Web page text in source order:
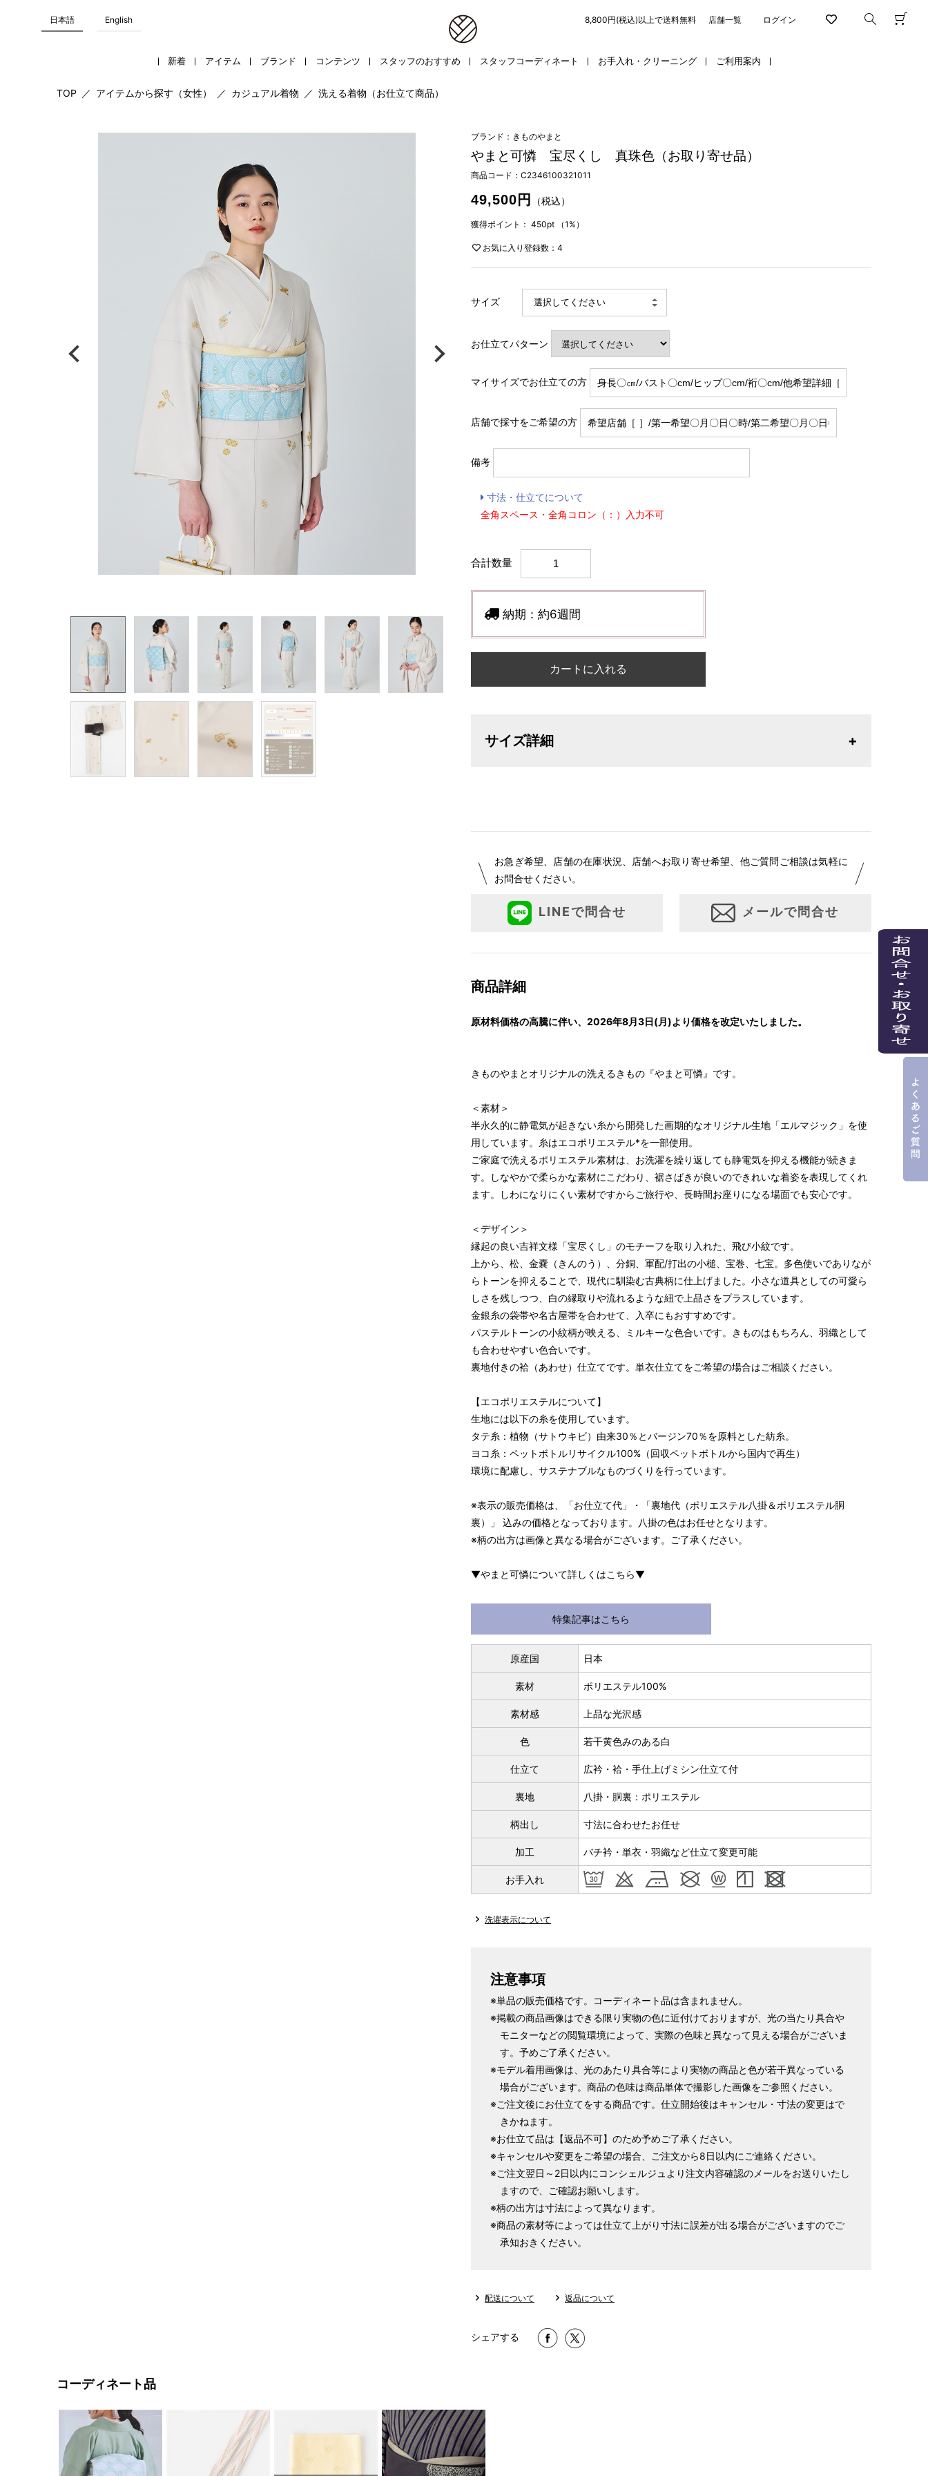
日本語 English ログイン
8,800円(税込)以上で送料無料 店舗一覧
新着 アイテム ブランド コンテンツ スタッフのおすすめ スタッフコーディネート お手入れ・クリーニング ご利用案内
TOP ／ アイテムから探す（女性） ／ カジュアル着物 ／ 洗える着物（お仕立て商品）
ブランド：きものやまと
やまと可憐 宝尽くし 真珠色（お取り寄せ品）
商品コード： C2346100321011
49,500円 （税込）
獲得ポイント： 450pt （1%）
お気に入り登録数：4
サイズ
お仕立てパターン
マイサイズでお仕立ての方
店舗で採寸をご希望の方
備考
寸法・仕立てについて
全角スペース・全角コロン（：）入力不可
合計数量
納期： 約6週間
カートに入れる
サイズ詳細
パターンオーダー（弊社規定のS～LLサイズより、身長・ヒップを目安にサイズをお選び
いただく）
マイサイズでお仕立て（お客様の希望サイズでお仕立て）
店舗で採寸（お近くの店舗でスタッフが採寸）
サイズ 身長目安 ヒップ目安 身丈
～155cm
153cm
M
～160cm
～95cm
159cm
～100cm
163cm 68cm 49cm
L
～165cm
～98cm
～105cm
4尺4寸 1尺9寸 1尺3寸
LL ～170cm ～98cm
1 寸法は鯨尺（くじらじゃく）寸法です。もともと鯨のひげで作られた道具で測っていたの
で鯨尺と言います。
2 鯨尺寸法となりますので上表の cm はおおよその長さとなります。
店舗一覧はこちら
お急ぎ希望、店舗の在庫状況、店舗へお取り寄せ希望、他ご質問ご相談は気軽に
お問合せください。
LINEで問合せ メールで問合せ
商品詳細
原材料価格の高騰に伴い、2026年8月3日(月)より価格を改定いたしました。
きものやまとオリジナルの洗えるきもの『やまと可憐』です。
＜素材＞
半永久的に静電気が起きない糸から開発した画期的なオリジナル生地「エルマジック」を使
用しています。糸はエコポリエステル*を一部使用。
ご家庭で洗えるポリエステル素材は、お洗濯を繰り返しても静電気を抑える機能が続きま
す。しなやかで柔らかな素材にこだわり、裾さばきが良いのできれいな着姿を表現してくれ
ます。しわになりにくい素材ですからご旅行や、長時間お座りになる場面でも安心です。
＜デザイン＞
縁起の良い吉祥文様「宝尽くし」のモチーフを取り入れた、飛び小紋です。
上から、松、金嚢（きんのう）、分銅、軍配/打出の小槌、宝巻、七宝。多色使いでありなが
らトーンを抑えることで、現代に馴染む古典柄に仕上げました。小さな道具としての可愛ら
しさを残しつつ、白の縁取りや流れるような紐で上品さをプラスしています。
金銀糸の袋帯や名古屋帯を合わせて、入卒にもおすすめです。
パステルトーンの小紋柄が映える、ミルキーな色合いです。きものはもちろん、羽織として
も合わせやすい色合いです。
裏地付きの袷（あわせ）仕立てです。単衣仕立てをご希望の場合はご相談ください。
【エコポリエステルについて】
生地には以下の糸を使用しています。
タテ糸：植物（サトウキビ）由来30％とバージン70％を原料とした紡糸。
ヨコ糸：ペットボトルリサイクル100%（回収ペットボトルから国内で再生）
環境に配慮し、サステナブルなものづくりを行っています。
※表示の販売価格は、「お仕立て代」・「裏地代（ポリエステル八掛＆ポリエステル胴
裏）」 込みの価格となっております。八掛の色はお任せとなります。
※柄の出方は画像と異なる場合がございます。ご了承ください。
▼やまと可憐について詳しくはこちら▼
特集記事はこちら
原産国 日本
素材 ポリエステル100%
素材感 上品な光沢感
色 若干黄色みのある白
仕立て 広衿・袷・手仕上げミシン仕立て付
裏地 八掛・胴裏：ポリエステル
柄出し 寸法に合わせたお任せ
加工 バチ衿・単衣・羽織など仕立て変更可能
お手入れ
洗濯表示について
注意事項
※単品の販売価格です。コーディネート品は含まれません。
※掲載の商品画像はできる限り実物の色に近付けておりますが、光の当たり具合や
モニターなどの閲覧環境によって、実際の色味と異なって見える場合がございま
す。予めご了承ください。
※モデル着用画像は、光のあたり具合等により実物の商品と色が若干異なっている
場合がございます。商品の色味は商品単体で撮影した画像をご参照ください。
※ご注文後にお仕立てをする商品です。仕立開始後はキャンセル・寸法の変更はで
きかねます。
※お仕立て品は【返品不可】のため予めご了承ください。
※キャンセルや変更をご希望の場合、ご注文から8日以内にご連絡ください。
※ご注文翌日～2日以内にコンシェルジュより注文内容確認のメールをお送りいたし
ますので、ご確認お願いします。
※柄の出方は寸法によって異なります。
※商品の素材等によっては仕立て上がり寸法に誤差が出る場合がございますのでご
承知おきください。
配送について 返品について
シェアする
コーディネート品